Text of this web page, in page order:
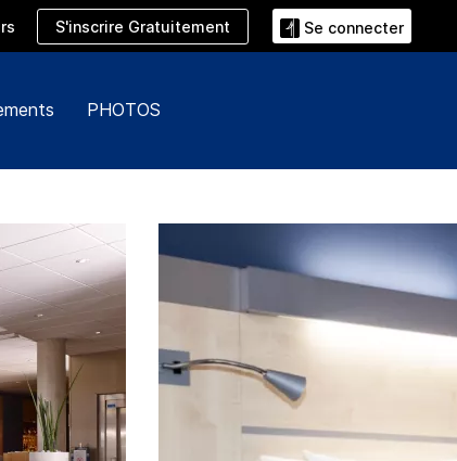
S'inscrire Gratuitement Se connecter
PHOTOS